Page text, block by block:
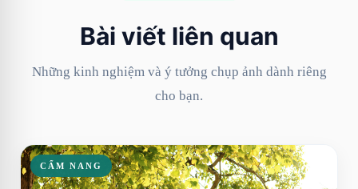
Bài viết liên quan
Những kinh nghiệm và ý tưởng chụp ảnh dành riêng
cho bạn.
CẨM NANG